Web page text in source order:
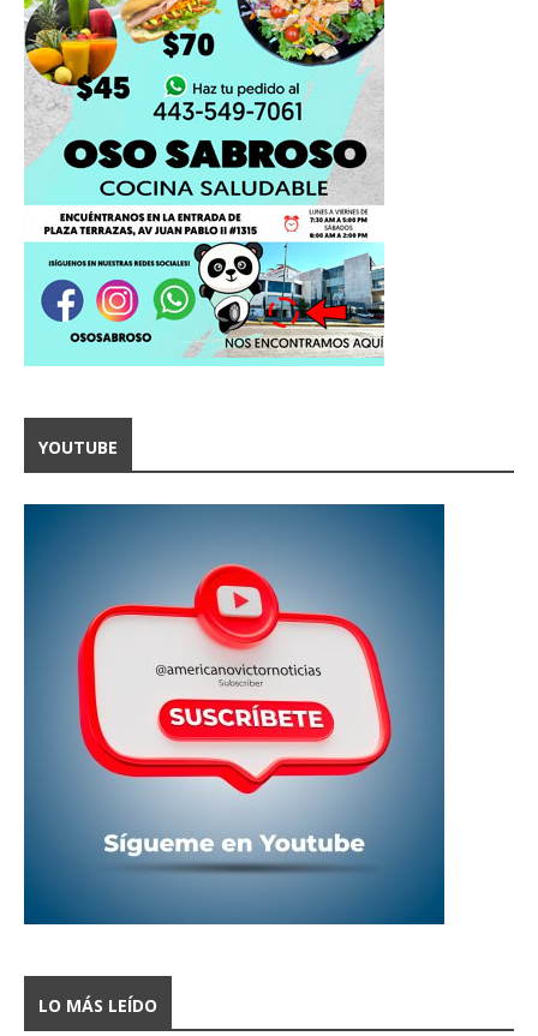
YOUTUBE
LO MÁS LEÍDO